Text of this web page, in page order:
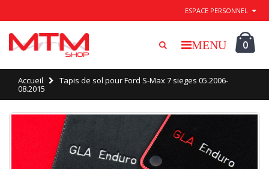
ESPACE PERSONNEL
0
Accueil Tapis de sol pour Ford S-Max 7 sieges 05.2006-
08.2015